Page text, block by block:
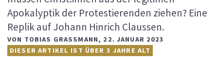
Apokalyptik der Protestierenden ziehen? Eine
Replik auf Johann Hinrich Claussen.
VON TOBIAS GRASSMANN , 22. JANUAR 2023
DIESER ARTIKEL IST ÜBER 3 JAHRE ALT